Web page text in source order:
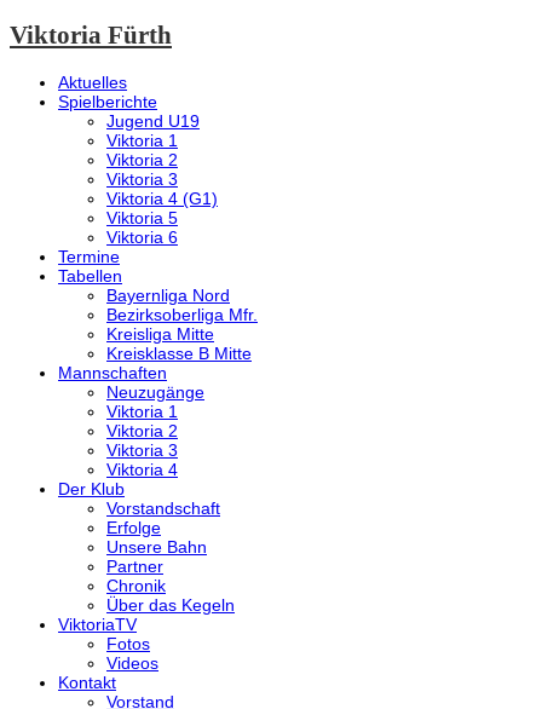
Viktoria Fürth
Aktuelles
Spielberichte
Jugend U19
Viktoria 1
Viktoria 2
Viktoria 3
Viktoria 4 (G1)
Viktoria 5
Viktoria 6
Termine
Tabellen
Bayernliga Nord
Bezirksoberliga Mfr.
Kreisliga Mitte
Kreisklasse B Mitte
Mannschaften
Neuzugänge
Viktoria 1
Viktoria 2
Viktoria 3
Viktoria 4
Der Klub
Vorstandschaft
Erfolge
Unsere Bahn
Partner
Chronik
Über das Kegeln
ViktoriaTV
Fotos
Videos
Kontakt
Vorstand